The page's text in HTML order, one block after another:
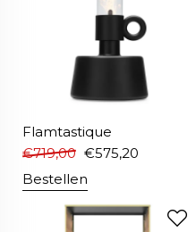
Flamtastique
€719,00 €575,20
Bestellen